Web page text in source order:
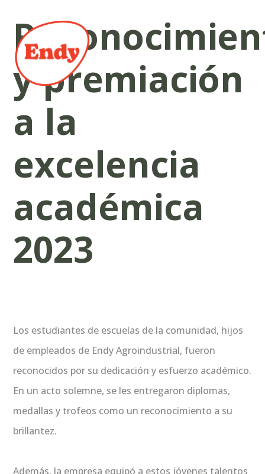
y premiación
a la
excelencia
académica
2023
Los estudiantes de escuelas de la comunidad, hijos
de empleados de Endy Agroindustrial, fueron
reconocidos por su dedicación y esfuerzo académico.
En un acto solemne, se les entregaron diplomas,
medallas y trofeos como un reconocimiento a su
brillantez.
Además, la empresa equipó a estos jóvenes talentos